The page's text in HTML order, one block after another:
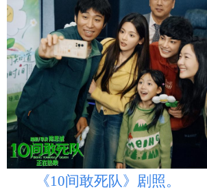
《10间敢死队》剧照。